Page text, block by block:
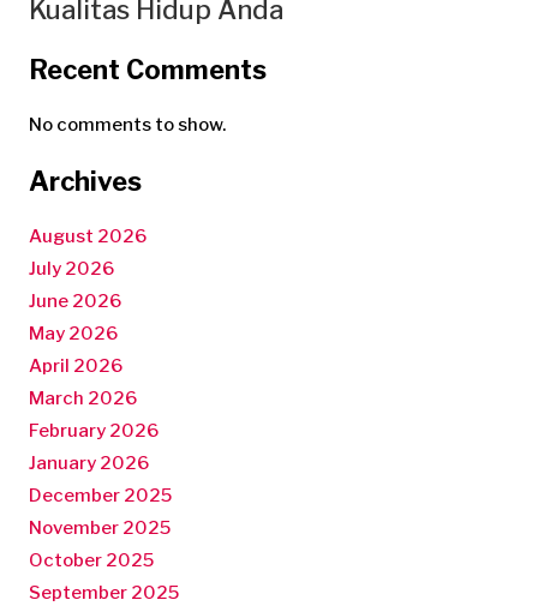
Kualitas Hidup Anda
Recent Comments
No comments to show.
Archives
August 2026
July 2026
June 2026
May 2026
April 2026
March 2026
February 2026
January 2026
December 2025
November 2025
October 2025
September 2025